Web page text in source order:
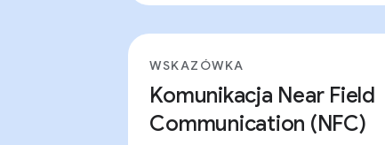
WSKAZÓWKA
Komunikacja Near Field
Communication (NFC)